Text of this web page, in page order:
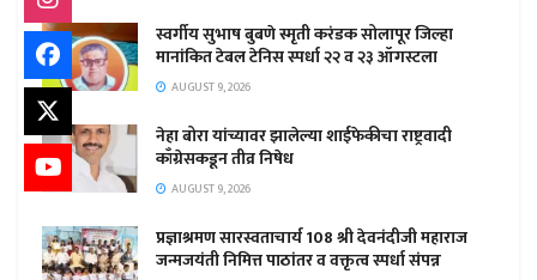
स्वर्गीय सुभाष बुबणे स्मृती करंडक सोलापूर जिल्हा
मानांकित टेबल टेनिस स्पर्धा २२ व २३ ऑगस्टला
AUGUST 9, 2026
नेहा बोरा यांच्यावर झालेल्या शाईफेकीचा राष्ट्रवादी
काँग्रेसकडून तीव्र निषेध
AUGUST 9, 2026
प्रज्ञाश्रमण सारस्वताचार्य 108 श्री देवनंदीजी महाराज
जन्मजयंती निमित्त पाठांतर व वक्तृत्व स्पर्धा संपन्न